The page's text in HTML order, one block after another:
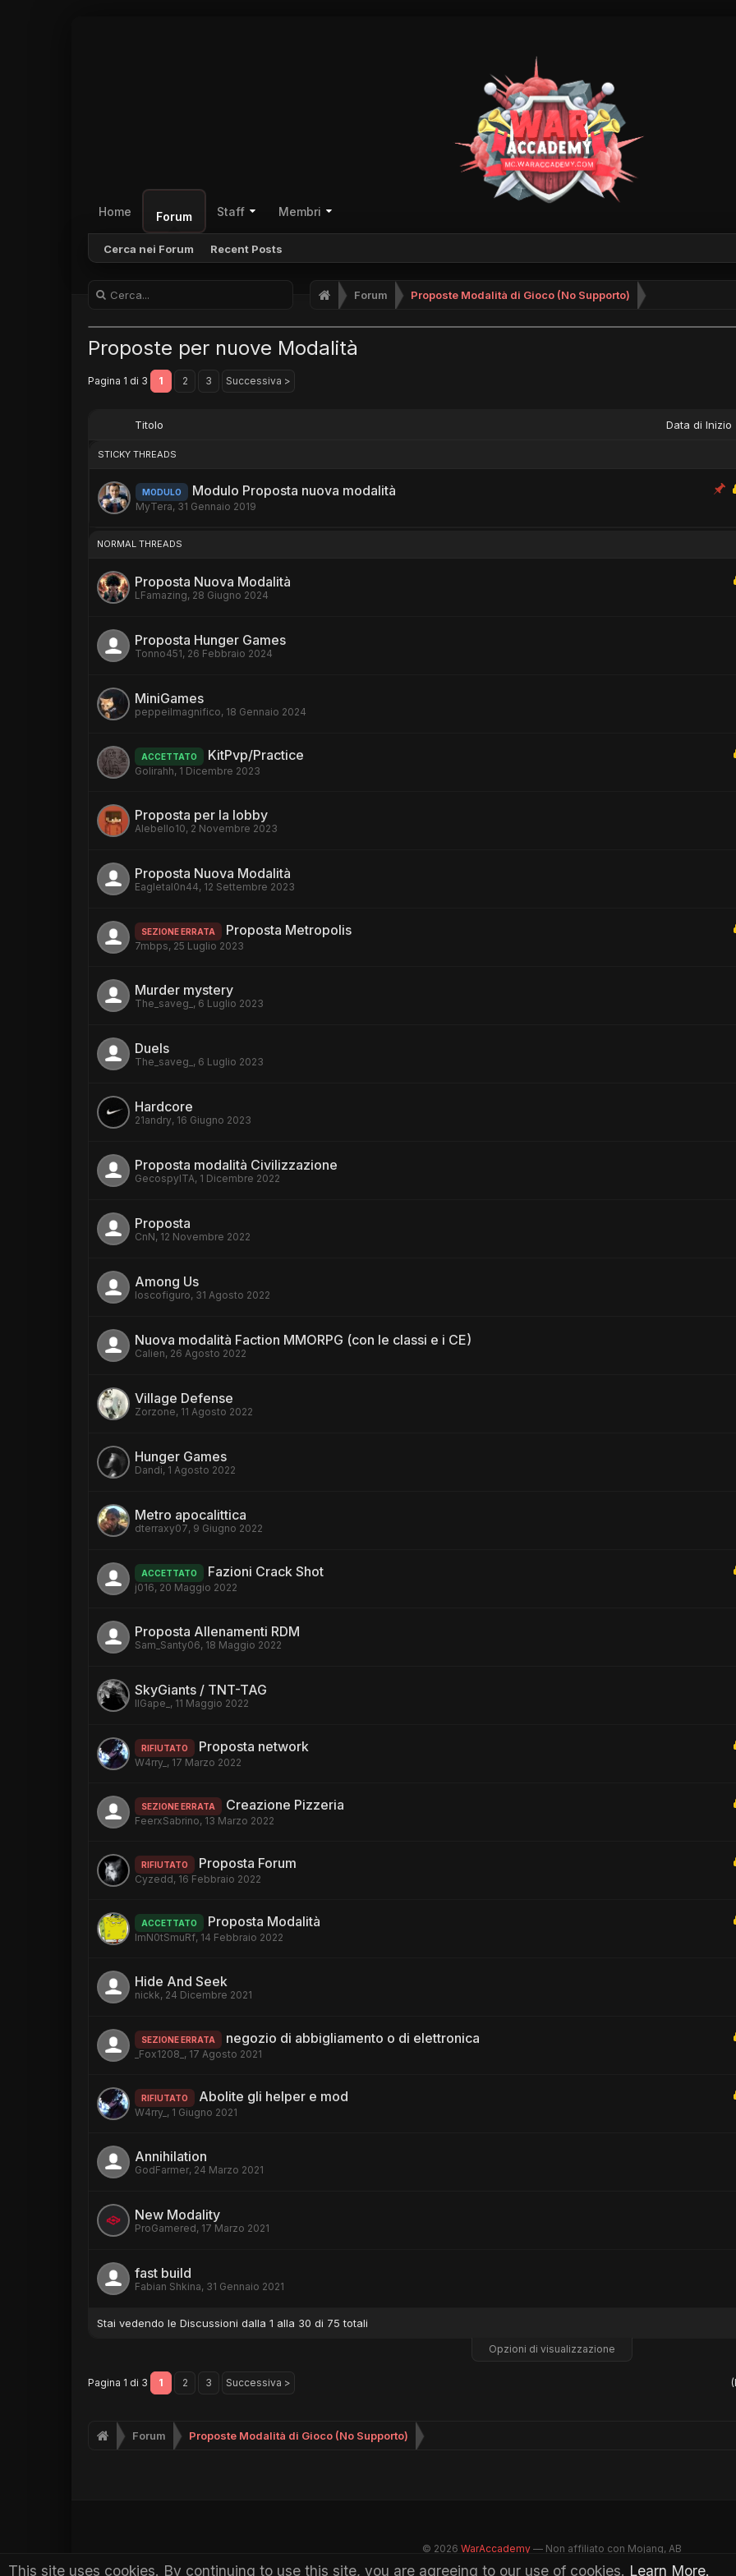
Home Forum
Cerca nei Forum Recent Posts
Staff Membri
Forum Proposte Modalità di Gioco (No Supporto)
This site uses cookies. By continuing to use this site, you are agreeing to our use of cookies. Learn More.
Proposte per nuove Modalità
Pagina 1 di 3 1 2 3 Successiva >
Titolo Data di
STICKY THREADS
MODULO Modulo Proposta nuova modalità
MyTera, 31 Gennaio 2019
NORMAL THREADS
Proposta Nuova Modalità
LFamazing, 28 Giugno 2024
Proposta Hunger Games
Tonno451, 26 Febbraio 2024
MiniGames
peppeilmagnifico, 18 Gennaio 2024
ACCETTATO KitPvp/Practice
Golirahh, 1 Dicembre 2023
Proposta per la lobby
Alebello10, 2 Novembre 2023
Proposta Nuova Modalità
Eagletal0n44, 12 Settembre 2023
SEZIONE ERRATA Proposta Metropolis
7mbps, 25 Luglio 2023
Murder mystery
The_saveg_ , 6 Luglio 2023
Duels
The_saveg_ , 6 Luglio 2023
Hardcore
21andry, 16 Giugno 2023
Proposta modalità Civilizzazione
GecospyITA, 1 Dicembre 2022
Proposta
CnN, 12 Novembre 2022
Among Us
loscofiguro, 31 Agosto 2022
Nuova modalità Faction MMORPG (con le classi e i CE)
Calien, 26 Agosto 2022
Village Defense
Zorzone, 11 Agosto 2022
Hunger Games
Dandi, 1 Agosto 2022
Metro apocalittica
dterraxy07, 9 Giugno 2022
ACCETTATO Fazioni Crack Shot
j016, 20 Maggio 2022
Proposta Allenamenti RDM
Sam_Santy06, 18 Maggio 2022
SkyGiants / TNT-TAG
IlGape_ , 11 Maggio 2022
RIFIUTATO Proposta network
W4rry_ , 17 Marzo 2022
SEZIONE ERRATA Creazione Pizzeria
FeerxSabrino, 13 Marzo 2022
RIFIUTATO Proposta Forum
Cyzedd, 16 Febbraio 2022
ACCETTATO Proposta Modalità
ImN0tSmuRf, 14 Febbraio 2022
Hide And Seek
nickk, 24 Dicembre 2021
SEZIONE ERRATA negozio di abbigliamento o di elettronica
_Fox1208_ , 17 Agosto 2021
RIFIUTATO Abolite gli helper e mod
W4rry_ , 1 Giugno 2021
Annihilation
GodFarmer, 24 Marzo 2021
New Modality
ProGamered, 17 Marzo 2021
fast build
Fabian Shkina, 31 Gennaio 2021
Stai vedendo le Discussioni dalla 1 alla 30 di 75 totali
Opzioni di visualizzazione
Pagina 1 di 3 1 2 3 Successiva >
Forum Proposte Modalità di Gioco (No Supporto)
© 2026 WarAccademy — Non affiliato con Mojang, AB
P.IVA: 04313660245 — Digital Services of Mattia Fabbiani (VI)